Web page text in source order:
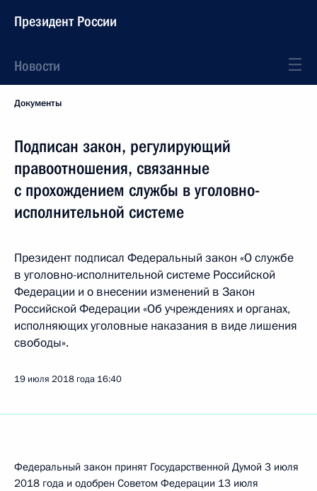
Президент России
Новости
Документы
Подписан закон, регулирующий
правоотношения, связанные
с прохождением службы в уголовно-
исполнительной системе
Президент подписал Федеральный закон «О службе
в уголовно-исполнительной системе Российской
Федерации и о внесении изменений в Закон
Российской Федерации «Об учреждениях и органах,
исполняющих уголовные наказания в виде лишения
свободы».
19 июля 2018 года 16:40
Федеральный закон принят Государственной Думой 3 июля
2018 года и одобрен Советом Федерации 13 июля